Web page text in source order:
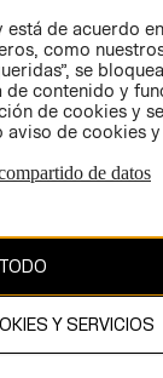
AVISO DE
PRIVACIDAD
GIFT CARD
AVISO DE
COOKIES
está de acuerdo
como
se
contenido y
de cookies y
aviso de cookies
de datos
Y SERVICIOS